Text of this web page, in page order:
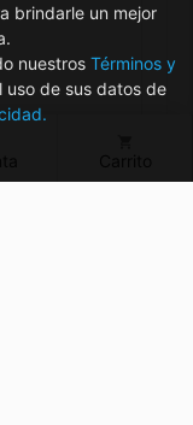
brindarle un mejor
nuestros Términos y
uso de sus datos de